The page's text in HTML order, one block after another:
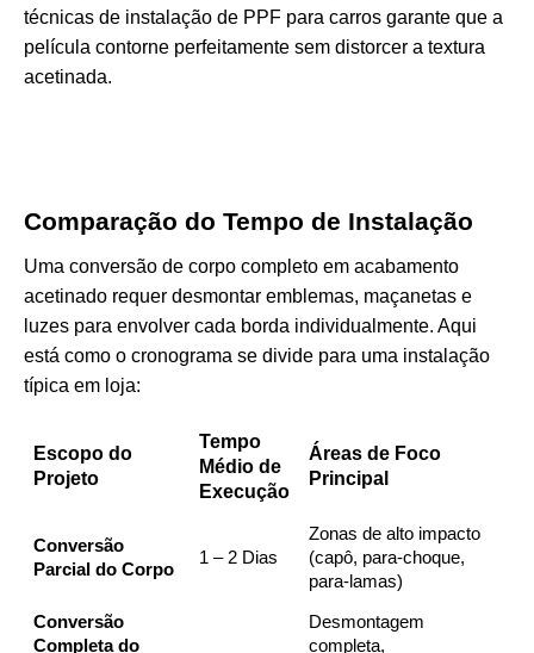
técnicas de instalação de PPF para carros garante que a
película contorne perfeitamente sem distorcer a textura
acetinada.
Comparação do Tempo de Instalação
Uma conversão de corpo completo em acabamento
acetinado requer desmontar emblemas, maçanetas e
luzes para envolver cada borda individualmente. Aqui
está como o cronograma se divide para uma instalação
típica em loja:
Escopo do
Projeto
Tempo
Médio de
Execução
Áreas de Foco
Principal
Conversão
Parcial do Corpo
1 – 2 Dias
Zonas de alto impacto
(capô, para-choque,
para-lamas)
Conversão
Completa do
Desmontagem
completa,